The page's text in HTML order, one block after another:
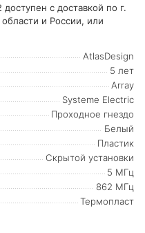
с доставкой по г.
и России, или
AtlasDesign
5 лет
Array
Systeme Electric
Проходное гнездо
Белый
Пластик
Скрытой установки
5 МГц
862 МГц
Термопласт